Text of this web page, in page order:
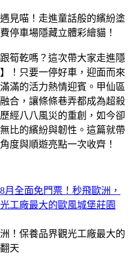
筍乾嗎？這次帶大家走進隱
】！只要一停好車，迎面而來
滿的活力熱情迎賓。甲仙區
合，讓條條巷弄都成為超殺
經八八風災的重創，如今卻
比的繽紛與韌性。這篇就帶
度與順遊亮點一次收齊！
全面免門票！秒飛歐洲，
工廠最大的歐風城堡莊園